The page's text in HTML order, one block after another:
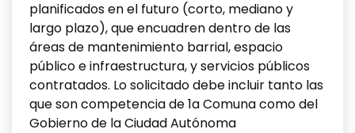
planificados en el futuro (corto, mediano y
largo plazo), que encuadren dentro de las
áreas de mantenimiento barrial, espacio
público e infraestructura, y servicios públicos
contratados. Lo solicitado debe incluir tanto las
que son competencia de 1a Comuna como del
Gobierno de la Ciudad Autónoma